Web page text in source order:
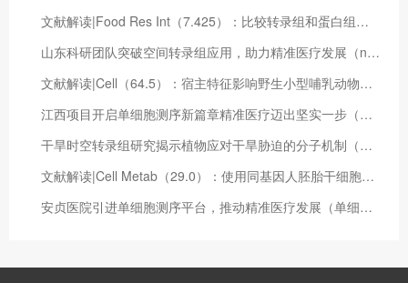
文献解读|Food Res Int（7.425）：比较转录组和蛋白组分析揭示低温对大蒜绿变的调控机制
山东科研团队突破空间转录组应用，助力精准医疗发展（nanostring空间转录组）
文献解读|Cell（64.5）：宿主特征影响野生小型哺乳动物的病毒组组成和病毒传播
江西项目开启单细胞测序新篇章精准医疗迈出坚实一步（单细胞测序多少钱一个）
干旱时空转录组研究揭示植物应对干旱胁迫的分子机制（干旱胁迫转录组分析）
文献解读|Cell Metab（29.0）：使用同基因人胚胎干细胞衍生的 β 样细胞对 20 种 2 型糖尿病相关基因进行功能分析
安贞医院引进单细胞测序平台，推动精准医疗发展（单细胞测序用来干什么）